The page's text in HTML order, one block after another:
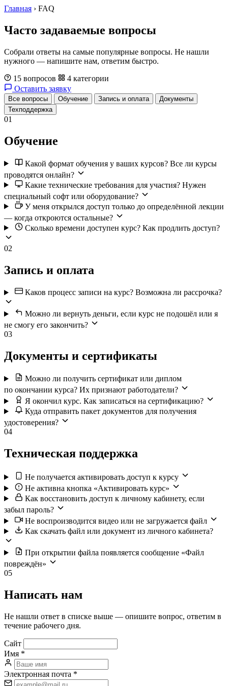
Главная › FAQ
Часто задаваемые вопросы
Собрали ответы на самые популярные вопросы. Не нашли
нужного — напишите нам, ответим быстро.
15 вопросов
4 категории
Оставить заявку
Все вопросы Обучение Запись и оплата
Документы
Техподдержка
01
Обучение
Какой формат обучения у ваших курсов? Все ли курсы
проводятся онлайн?
Какие технические требования для участия? Нужен
специальный софт или оборудование?
У меня открылся доступ только до определённой лекции
— когда откроются остальные?
Сколько времени доступен курс? Как продлить доступ?
02
Запись и оплата
Каков процесс записи на курс? Возможна ли рассрочка?
Можно ли вернуть деньги, если курс не подошёл или я
не смогу его закончить?
03
Документы и сертификаты
Можно ли получить сертификат или диплом
по окончании курса? Их признают работодатели?
Я окончил курс. Как записаться на сертификацию?
Куда отправить пакет документов для получения
удостоверения?
04
Техническая поддержка
Не получается активировать доступ к курсу
Не активна кнопка «Активировать курс»
Как восстановить доступ к личному кабинету, если
забыл пароль?
Не воспроизводится видео или не загружается файл
Как скачать файл или документ из личного кабинета?
При открытии файла появляется сообщение «Файл
повреждён»
05
Написать нам
Не нашли ответ в списке выше — опишите вопрос, ответим в
течение рабочего дня.
Сайт
Имя *
Электронная почта *